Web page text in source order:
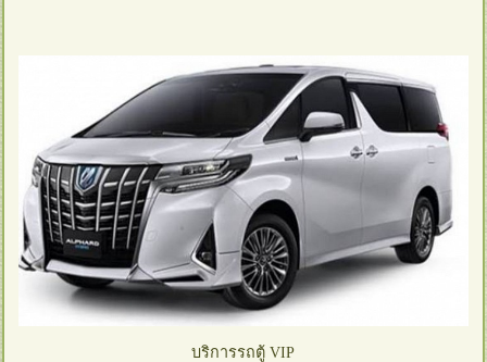
บริการรถตู้ VIP